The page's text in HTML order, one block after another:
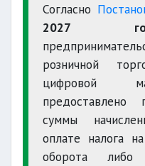
Согласно
2027
розничной
цифровой
суммы
оплате налога
оборота